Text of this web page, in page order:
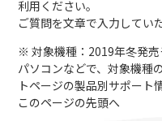
利用ください。
ご質問を文章で入力してい
※ 対象機種：2019年冬発
パソコンなどで、対象機種
トページの製品別サポート
このページの先頭へ